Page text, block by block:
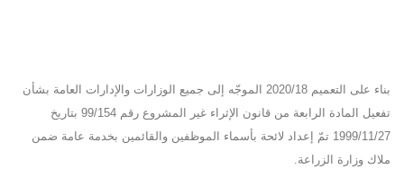
بناء على التعميم 2020/18 الموجّه إلى جميع الوزارات والإدارات العامة بشأن
تفعيل المادة الرابعة من قانون الإثراء غير المشروع رقم 99/154 بتاريخ
1999/11/27 تمّ إعداد لائحة بأسماء الموظفين والقائمين بخدمة عامة ضمن
ملاك وزارة الزراعة.